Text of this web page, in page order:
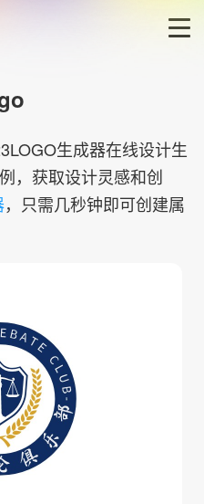
成器→
模板
生成器在线设计生
，获取设计灵感和创
，只需几秒钟即可创建属